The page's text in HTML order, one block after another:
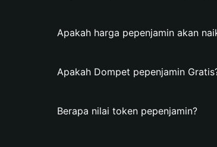
Apakah harga pepenjamin akan
Apakah Dompet pepenjamin
Berapa nilai token pepenjamin?